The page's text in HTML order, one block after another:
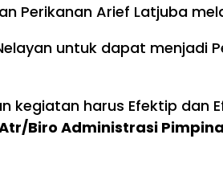
Perikanan Arief Latjuba
untuk dapat menjadi
kegiatan harus Efektip dan
Biro Administrasi